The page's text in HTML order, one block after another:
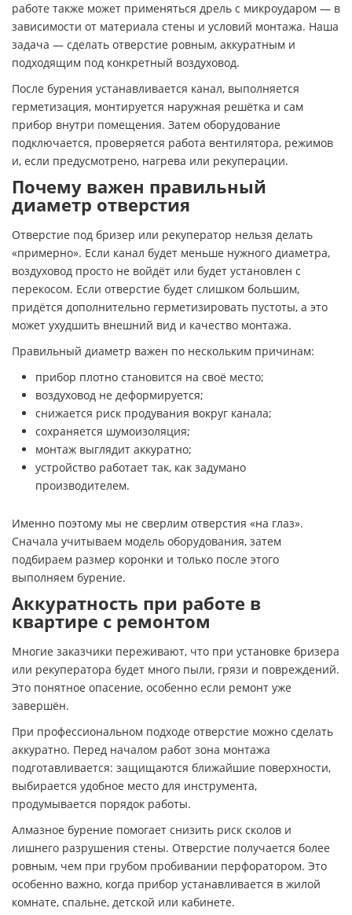
работе также может применяться дрель с микроударом — в
зависимости от материала стены и условий монтажа. Наша
задача — сделать отверстие ровным, аккуратным и
подходящим под конкретный воздуховод.
После бурения устанавливается канал, выполняется
герметизация, монтируется наружная решётка и сам
прибор внутри помещения. Затем оборудование
подключается, проверяется работа вентилятора, режимов
и, если предусмотрено, нагрева или рекуперации.
Почему важен правильный
диаметр отверстия
Отверстие под бризер или рекуператор нельзя делать
«примерно». Если канал будет меньше нужного диаметра,
воздуховод просто не войдёт или будет установлен с
перекосом. Если отверстие будет слишком большим,
придётся дополнительно герметизировать пустоты, а это
может ухудшить внешний вид и качество монтажа.
Правильный диаметр важен по нескольким причинам:
прибор плотно становится на своё место;
воздуховод не деформируется;
снижается риск продувания вокруг канала;
сохраняется шумоизоляция;
монтаж выглядит аккуратно;
устройство работает так, как задумано
производителем.
Именно поэтому мы не сверлим отверстия «на глаз».
Сначала учитываем модель оборудования, затем
подбираем размер коронки и только после этого
выполняем бурение.
Аккуратность при работе в
квартире с ремонтом
Многие заказчики переживают, что при установке бризера
или рекуператора будет много пыли, грязи и повреждений.
Это понятное опасение, особенно если ремонт уже
завершён.
При профессиональном подходе отверстие можно сделать
аккуратно. Перед началом работ зона монтажа
подготавливается: защищаются ближайшие поверхности,
выбирается удобное место для инструмента,
продумывается порядок работы.
Алмазное бурение помогает снизить риск сколов и
лишнего разрушения стены. Отверстие получается более
ровным, чем при грубом пробивании перфоратором. Это
особенно важно, когда прибор устанавливается в жилой
комнате, спальне, детской или кабинете.